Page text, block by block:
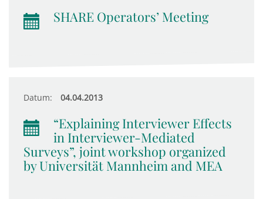
SHARE Operators’ Meeting
Datum: 04.04.2013
“Explaining Interviewer Effects
in Interviewer-Mediated
Surveys”, joint workshop organized
by Universität Mannheim and MEA